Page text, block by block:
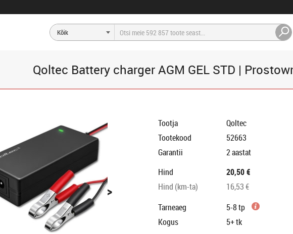
Qoltec Battery charger AGM GEL STD |
>
Tootja
Qoltec
Tootekood
52663
Garantii
2 aastat
Hind
20,50 €
Hind (km-ta)
16,53 €
Tarneaeg
5-8 tp
Kogus
5+tk